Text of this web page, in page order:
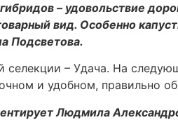
– удовольствие
вид. Особенно
Подсветова.
– Удача. На
и удобном, правильно
Людмила